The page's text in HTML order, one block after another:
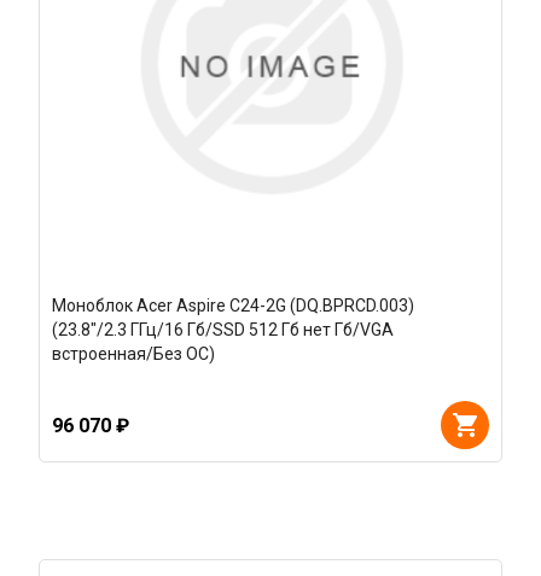
Моноблок Acer Aspire C24-2G (DQ.BPRCD.003)
(23.8"/2.3 ГГц/16 Гб/SSD 512 Гб нет Гб/VGA
встроенная/Без ОС)
96 070 ₽